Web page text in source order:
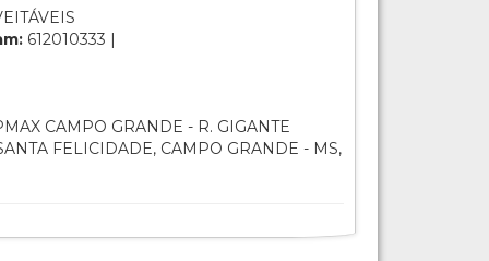
612010333 |
CAMPO GRANDE - R. GIGANTE
FELICIDADE, CAMPO GRANDE - MS,